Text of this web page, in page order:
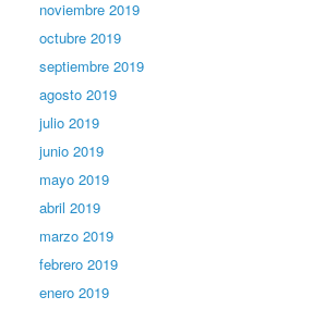
noviembre 2019
octubre 2019
septiembre 2019
agosto 2019
julio 2019
junio 2019
mayo 2019
abril 2019
marzo 2019
febrero 2019
enero 2019